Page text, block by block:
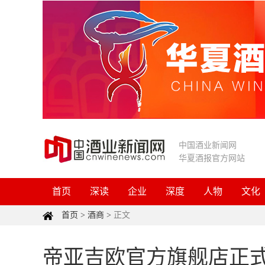
中国酒业新闻网
华夏酒报官方网站
首页 深读 企业 深度 人物 文化
首页 > 酒商 > 正文
帝亚吉欧官方旗舰店正